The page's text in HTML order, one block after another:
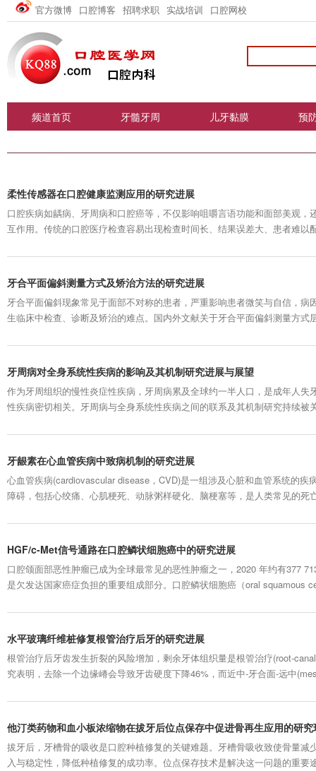
官方微博 口腔博客 招聘求职 实战培训 口腔网校
频道首页 牙髓牙周 儿牙黏膜 预
柔性传感器在口腔健康监测应用的研究进展
口腔疾病如龋病、牙周病和口腔癌等，不仅影响咀嚼言语功能和面部美观，
互作用。传统的口腔医疗检查容易出现检查时间长、结果误差大、患者难以
率。柔性传感器进一步融合了柔性电子技术，能够贴合人体并承受机械变形
牙合平面偏斜测量方式及矫治方法的研究进展
牙合平面偏斜现象常见于面部不对称的患者，严重影响患者微笑与自信，病
生临床中检查、诊断及矫治的难点。国内外文献关于牙合平面偏斜测量方式
功能界面，对口颌功能和颜面美观具有重要意义。牙合平...
牙周病对全身系统性疾病的影响及其机制研究进展与展望
作为牙周组织的慢性炎症性疾病，牙周病累及全球约一半人口，是成年人失
性疾病密切相关。牙周病与全身系统性疾病之间的联系及其机制研究持续被
的联系进行阐述，并根据牛津大学循证医学中心的证据分级标准对其中关键
析...
牙龈素在心血管疾病中致病机制的研究进展
心血管疾病(cardiovascular disease，CVD)是一组涉及心脏和血管系统的疾
障碍，包括心绞痛、心肌梗死、动脉粥样硬化、脑梗塞等，是人类常见的死
生物对CVD亦有显著影响。直接途径包括细菌从口腔转移到血液中并侵入心
HGF/c-Met信号通路在口腔鳞状细胞癌中的研究进展
口腔颌面部恶性肿瘤已成为全球最常见的恶性肿瘤之一，2020 年约有377
是欠发达国家癌症负担的重要组成部分。口腔鳞状细胞癌（oral squamous
量，甚至对心理状态产生负面影响。 ...
水平玻璃纤维桩修复根管治疗后牙的研究进展
根管治疗后牙齿发生折裂的风险增加，剩余牙体组织量是根管治疗(root-
究表明，去除一个边缘嵴会导致牙齿硬度下降46%，而近中-牙合面-远中
余牙体组织的多少，...
他汀类药物和血小板浓缩物在拔牙后位点保存中促进骨再生应用的研究
拔牙后，牙槽骨的吸收是口腔种植修复的关键难题。牙槽骨吸收致使骨量减
入与稳定性，降低种植修复的成功率。位点保存技术是解决这一问题的重要